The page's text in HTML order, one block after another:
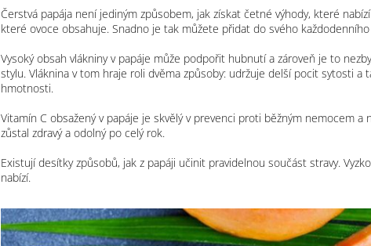
Čerstvá papája není jediným způsobem, jak získat četné výhody, které
které ovoce obsahuje. Snadno je tak můžete přidat do svého
Vysoký obsah vlákniny v papáje může podpořit hubnutí a zároveň je to
stylu. Vláknina v tom hraje roli dvěma způsoby: udržuje delší pocit sytosti a
hmotnosti.
Vitamín C obsažený v papáje je skvělý v prevenci proti běžným nemocem
zůstal zdravý a odolný po celý rok.
Existují desítky způsobů, jak z papáji učinit pravidelnou součást stravy.
nabízí.